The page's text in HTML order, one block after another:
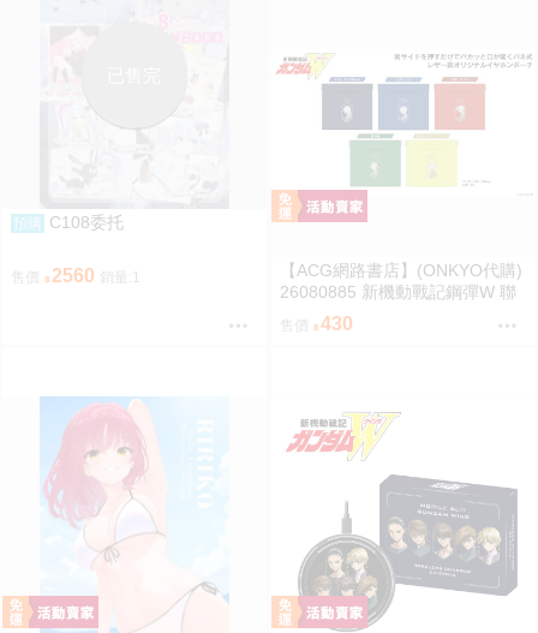
預購 C108委托
售價 2560 銷量:1
【ACG網路書店】(ONKYO代購)
26080885 新機動戰記鋼彈W 聯
名耳機 收納包
售價 430